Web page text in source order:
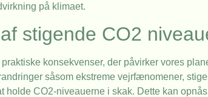
på klimaet.
stigende CO2
konsekvenser, der påvirker vores
såsom ekstreme vejrfænomener,
CO2-niveauerne i skak. Dette kan